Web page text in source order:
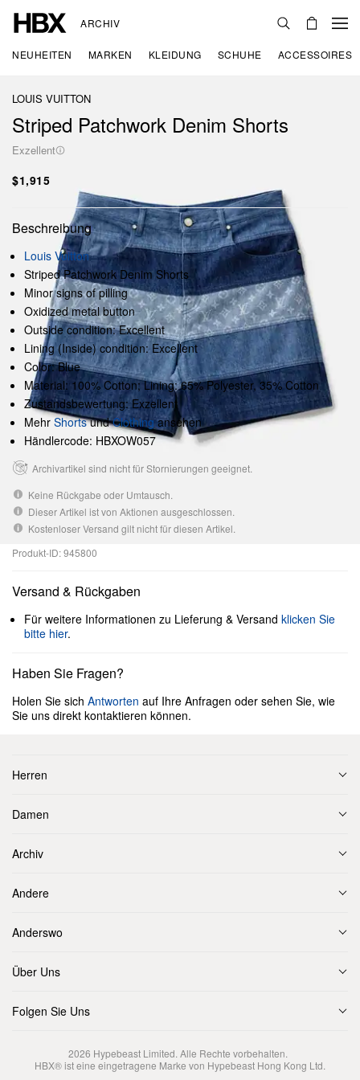
ARCHIV
NEUHEITEN MARKEN KLEIDUNG SCHUHE ACCESSOIRES
LOUIS VUITTON
Striped Patchwork Denim Shorts
Exzellent
$1,915
Beschreibung
Louis Vuitton
Striped Patchwork Denim Shorts
Minor signs of pilling
Oxidized metal button
Outside condition: Excellent
Lining (Inside) condition: Excellent
Color: Blue
Material: 100% Cotton; Lining: 65% Polyester, 35% Cotton
Zustandsbewertung: Exzellent
Mehr ShortsundClothingansehen
Händlercode: HBXOW057
Archivartikel sind nicht für Stornierungen geeignet.
Keine Rückgabe oder Umtausch.
Dieser Artikel ist von Aktionen ausgeschlossen.
Kostenloser Versand gilt nicht für diesen Artikel.
Produkt-ID: 945800
Versand & Rückgaben
Für weitere Informationen zu Lieferung & Versand klicken Sie
bitte hier.
Haben Sie Fragen?
Holen Sie sich Antworten auf Ihre Anfragen oder sehen Sie, wie
Sie uns direkt kontaktieren können.
Herren
Damen
Archiv
Andere
Anderswo
Über Uns
Folgen Sie Uns
2026 Hypebeast Limited. Alle Rechte vorbehalten.
HBX® ist eine eingetragene Marke von Hypebeast Hong Kong Ltd.